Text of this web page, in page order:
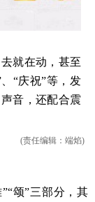
就在动，甚至
“庆祝”等，发
音，还配合震
(责任编辑：端焰)
”“颂”三部分，其